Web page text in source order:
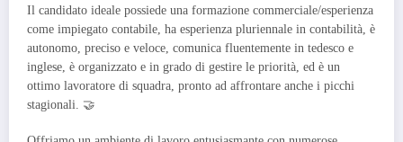
Il candidato ideale possiede una formazione commerciale/esperienza
come impiegato contabile, ha esperienza pluriennale in contabilità, è
autonomo, preciso e veloce, comunica fluentemente in tedesco e
inglese, è organizzato e in grado di gestire le priorità, ed è un
ottimo lavoratore di squadra, pronto ad affrontare anche i picchi
stagionali. 🤝